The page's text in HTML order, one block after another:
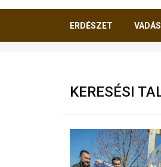
ERDÉSZET
KERESÉSI